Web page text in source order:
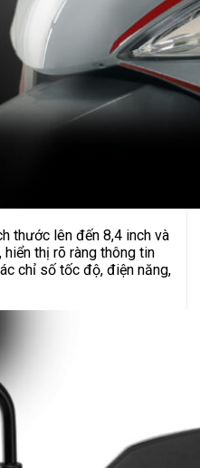
thước lên đến 8,4 inch và
thị rõ ràng thông tin
chỉ số tốc độ, điện năng,